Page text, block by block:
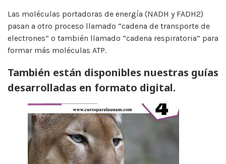
Las moléculas portadoras de energía (NADH y FADH2)
pasan a otro proceso llamado “cadena de transporte de
electrones” o también llamado “cadena respiratoria” para
formar más moléculas ATP.
También están disponibles nuestras guías
desarrolladas en formato digital.